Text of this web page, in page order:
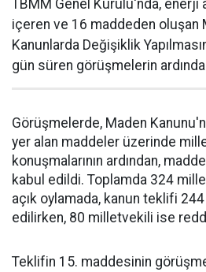
TBMM Genel Kurulu'nda, enerji
içeren ve 16 maddeden oluşan
Kanunlarda Değişiklik
gün süren görüşmelerin
Görüşmelerde, Maden
yer alan maddeler üzerinde
konuşmalarının ardından,
kabul edildi. Toplamda 324
açık oylamada, kanun teklifi
edilirken, 80 milletvekili ise
Teklifin 15. maddesinin